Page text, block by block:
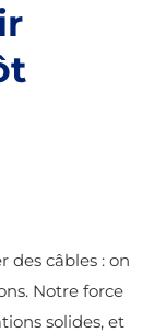
des câbles : on
Notre force
solides, et